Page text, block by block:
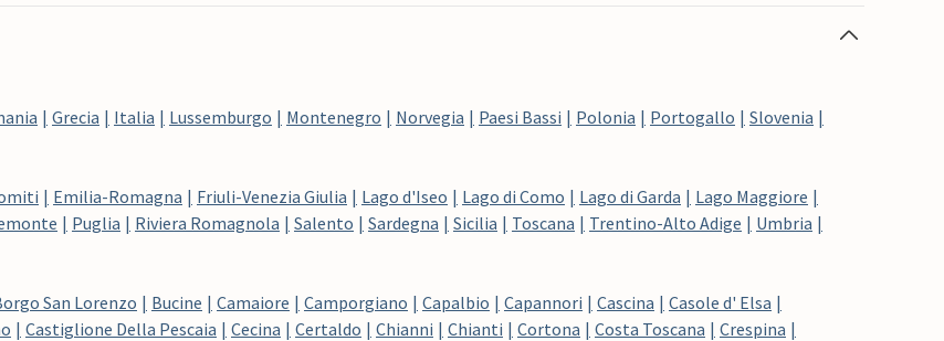
Grecia Italia Lussemburgo Montenegro Norvegia Paesi Bassi Polonia Portogallo
Slovenia
Emilia-Romagna Friuli-Venezia Giulia Lago d'Iseo Lago di Como Lago di Garda
Lago Maggiore
Puglia Riviera Romagnola Salento Sardegna Sicilia Toscana Trentino-Alto Adige
Umbria
San Lorenzo Bucine Camaiore Camporgiano Capalbio Capannori Cascina
Casole d' Elsa
Castiglione Della Pescaia Cecina Certaldo Chianni Chianti Cortona Costa Toscana
Crespina